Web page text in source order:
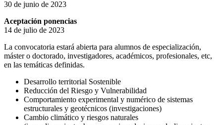
30 de junio de 2023
Aceptación ponencias
14 de julio de 2023
La convocatoria estará abierta para alumnos de especialización,
máster o doctorado, investigadores, académicos, profesionales, etc,
en las temáticas definidas.
Desarrollo territorial Sostenible
Reducción del Riesgo y Vulnerabilidad
Comportamiento experimental y numérico de sistemas
estructurales y geotécnicos (investigaciones)
Cambio climático y riesgos naturales